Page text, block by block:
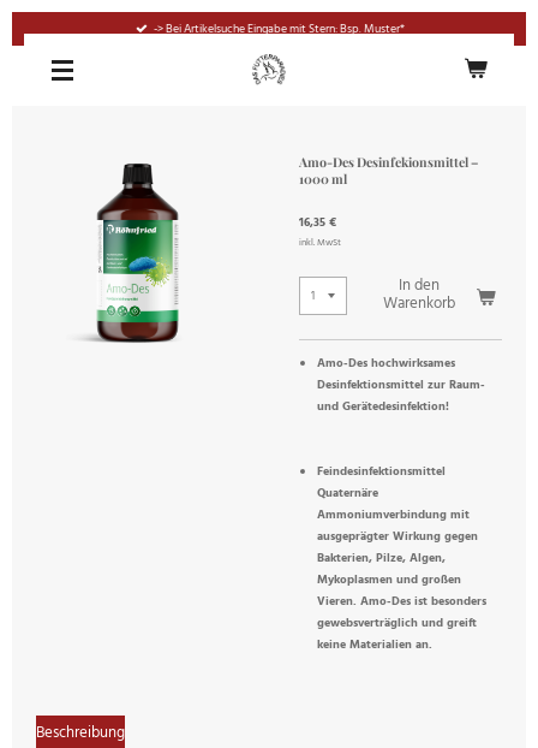
springen
-> Bei Artikelsuche Eingabe mit Stern: Bsp. Muster*
Amo-Des Desinfekionsmittel –
1000 ml
16,35 €
inkl. MwSt
In den
Warenkorb
Amo-Des hochwirksames
Desinfektionsmittel zur Raum-
und Gerätedesinfektion!
Feindesinfektionsmittel
Quaternäre
Ammoniumverbindung mit
ausgeprägter Wirkung gegen
Bakterien, Pilze, Algen,
Mykoplasmen und großen
Vieren. Amo-Des ist besonders
gewebsverträglich und greift
keine Materialien an.
Beschreibung